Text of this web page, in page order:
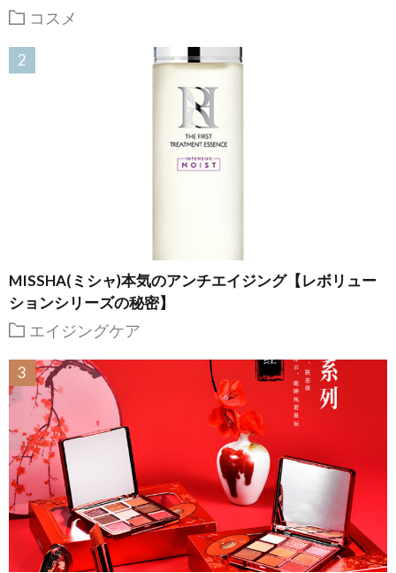
コスメ
MISSHA(ミシャ)本気のアンチエイジング【レボリュー
ションシリーズの秘密】
エイジングケア